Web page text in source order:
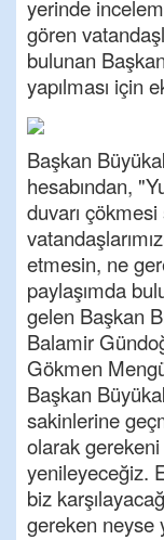
yerinde
gören
bulunan
yapılması için
Başkan
hesabından,
duvarı
etmesin, ne
paylaşımda
gelen Başkan
Balamir
Gökmen
Başkan
sakinlerine
olarak gerekeni
yenileyeceğiz.
biz
gereken neyse